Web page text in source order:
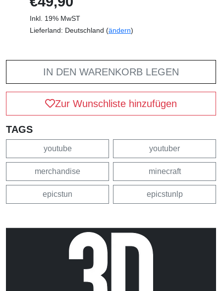
Inkl. 19% MwST
Lieferland: Deutschland (ändern)
IN DEN WARENKORB LEGEN
Zur Wunschliste hinzufügen
TAGS
youtube youtuber
merchandise minecraft
epicstun epicstunlp